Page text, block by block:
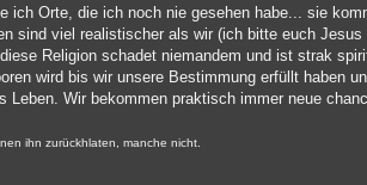
ich Orte, die ich noch nie gesehen habe... sie
sind viel realistischer als wir (ich bitte euch
Religion schadet niemandem und ist strak
wird bis wir unsere Bestimmung erfüllt haben
Leben. Wir bekommen praktisch immer neue
ihn zurückhlaten, manche nicht.